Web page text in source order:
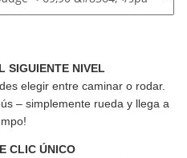
SIGUIENTE NIVEL
elegir entre caminar o rodar.
– simplemente rueda y llega a
CLIC ÚNICO